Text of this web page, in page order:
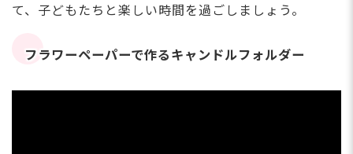
て、子どもたちと楽しい時間を過ごしましょう。
フラワーペーパーで作るキャンドルフォルダー